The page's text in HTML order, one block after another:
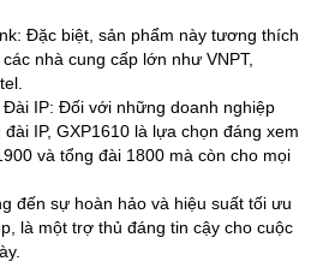
Đặc biệt, sản phẩm này tương thích
nhà cung cấp lớn như VNPT,
IP: Đối với những doanh nghiệp
IP, GXP1610 là lựa chọn đáng xem
và tổng đài 1800 mà còn cho mọi
đến sự hoàn hảo và hiệu suất tối ưu
là một trợ thủ đáng tin cậy cho cuộc